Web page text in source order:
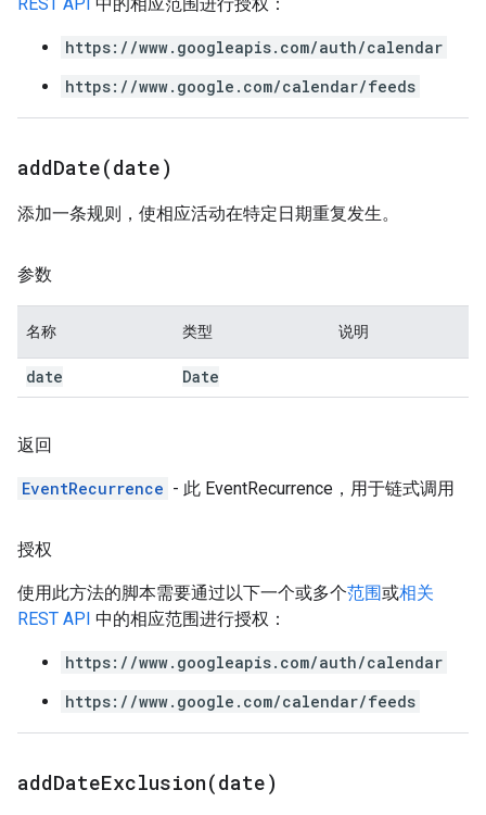
https://www.googleapis.com/auth/calendar
https://www.google.com/calendar/feeds
addDate(date)
添加一条规则，使相应活动在特定日期重复发生。
参数
名称 类型 说明
date Date
返回
EventRecurrence - 此 EventRecurrence，用于链式调用
授权
使用此方法的脚本需要通过以下一个或多个范围或相关
REST API 中的相应范围进行授权：
https://www.googleapis.com/auth/calendar
https://www.google.com/calendar/feeds
addDateExclusion(date)